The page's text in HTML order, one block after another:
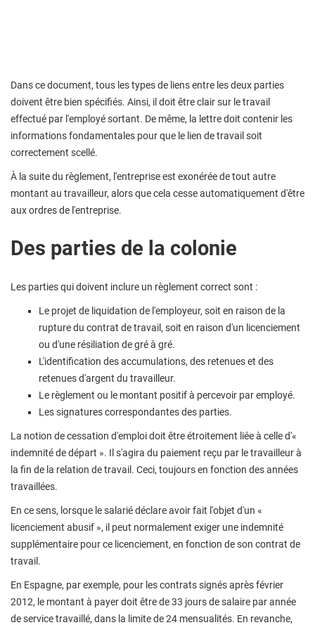
Dans ce document, tous les types de liens entre les deux parties
doivent être bien spécifiés. Ainsi, il doit être clair sur le travail
effectué par l'employé sortant. De même, la lettre doit contenir les
informations fondamentales pour que le lien de travail soit
correctement scellé.
À la suite du règlement, l'entreprise est exonérée de tout autre
montant au travailleur, alors que cela cesse automatiquement d'être
aux ordres de l'entreprise.
Des parties de la colonie
Les parties qui doivent inclure un règlement correct sont :
Le projet de liquidation de l'employeur, soit en raison de la
rupture du contrat de travail, soit en raison d'un licenciement
ou d'une résiliation de gré à gré.
L'identification des accumulations, des retenues et des
retenues d'argent du travailleur.
Le règlement ou le montant positif à percevoir par employé.
Les signatures correspondantes des parties.
La notion de cessation d'emploi doit être étroitement liée à celle d'«
indemnité de départ ». Il s'agira du paiement reçu par le travailleur à
la fin de la relation de travail. Ceci, toujours en fonction des années
travaillées.
En ce sens, lorsque le salarié déclare avoir fait l'objet d'un «
licenciement abusif », il peut normalement exiger une indemnité
supplémentaire pour ce licenciement, en fonction de son contrat de
travail.
En Espagne, par exemple, pour les contrats signés après février
2012, le montant à payer doit être de 33 jours de salaire par année
de service travaillé, dans la limite de 24 mensualités. En revanche,